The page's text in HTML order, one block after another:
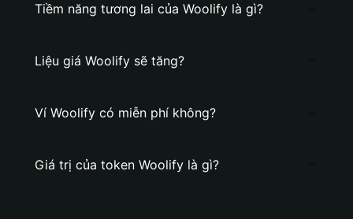
Tiềm năng tương lai của Woolify là gì?
Liệu giá Woolify sẽ tăng?
Ví Woolify có miễn phí không?
Giá trị của token Woolify là gì?